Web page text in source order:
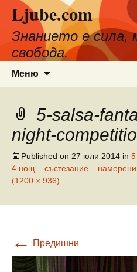
съдържанието
Ljube.com
Знанието е сила,
свобода.
Меню
5-salsa-
night-
Published on 27 юли 2014 in
4 нощ – състезание – намерени
(1200 × 936)
← Предишни